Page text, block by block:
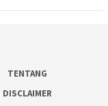
TENTANG
DISCLAIMER